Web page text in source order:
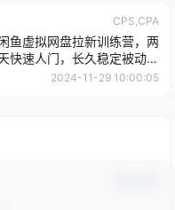
CPS,CPA
鱼虚拟网盘拉新训练营，两
快速人门，长久稳定被动收
入，要在没有天花板的项目里
2024-11-29 10:00:05